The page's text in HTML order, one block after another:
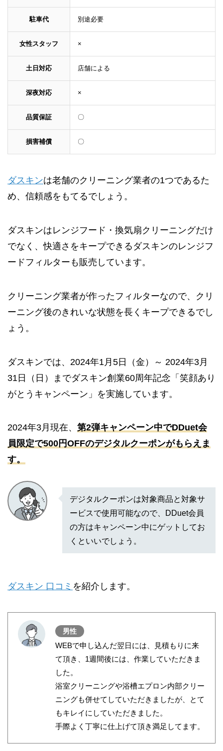
駐車代 別途必要
女性スタッフ ×
土日対応 店舗による
深夜対応 ×
品質保証 〇
損害補償 〇
ダスキンは老舗のクリーニング業者の1つであるた
め、信頼感をもてるでしょう。
ダスキンはレンジフード・換気扇クリーニングだけ
でなく、快適さをキープできるダスキンのレンジフ
ードフィルターも販売しています。
クリーニング業者が作ったフィルターなので、クリ
ーニング後のきれいな状態を長くキープできるでし
ょう。
ダスキンでは、2024年1月5日（金）～ 2024年3月
31日（日）までダスキン創業60周年記念「笑顔あり
がとうキャンペーン」を実施しています。
2024年3月現在、 第2弾キャンペーン中でDDuet会
員限定で500円OFFのデジタルクーポンがもらえま
す。
デジタルクーポンは対象商品と対象サ
ービスで使用可能なので、DDuet会員
の方はキャンペーン中にゲットしてお
くといいでしょう。
ダスキン 口コミ を紹介します。
男性
WEBで申し込んだ翌日には、見積もりに来
て頂き、1週間後には、作業していただきま
した。
浴室クリーニングや浴槽エプロン内部クリー
ニングも併せてしていただきましたが、とて
もキレイにしていただきました。
手際よく丁寧に仕上げて頂き満足してます。